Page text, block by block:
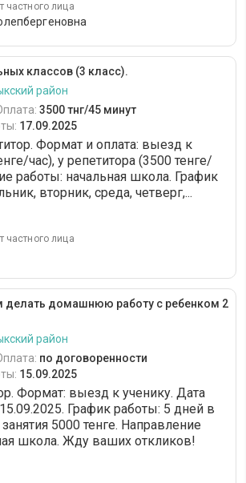
частного лица
классов (3 класс).
район
3500 тнг/45 минут
17.09.2025
Формат и оплата: выезд к
час), у репетитора (3500 тенге/
работы: начальная школа. График
вторник, среда, четверг,...
частного лица
делать домашнюю работу с ребенком 2
район
по договоренности
15.09.2025
Формат: выезд к ученику. Дата
График работы: 5 дней в
5000 тенге. Направление
школа. Жду ваших откликов!